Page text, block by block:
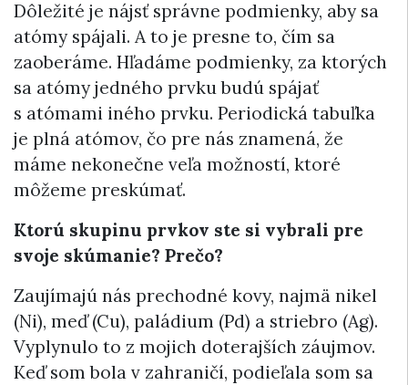
Dôležité je nájsť správne podmienky, aby sa
atómy spájali. A to je presne to, čím sa
zaoberáme. Hľadáme podmienky, za ktorých
sa atómy jedného prvku budú spájať
s atómami iného prvku. Periodická tabuľka
je plná atómov, čo pre nás znamená, že
máme nekonečne veľa možností, ktoré
môžeme preskúmať.
Ktorú skupinu prvkov ste si vybrali pre
svoje skúmanie? Prečo?
Zaujímajú nás prechodné kovy, najmä nikel
(Ni), meď (Cu), paládium (Pd) a striebro (Ag).
Vyplynulo to z mojich doterajších záujmov.
Keď som bola v zahraničí, podieľala som sa